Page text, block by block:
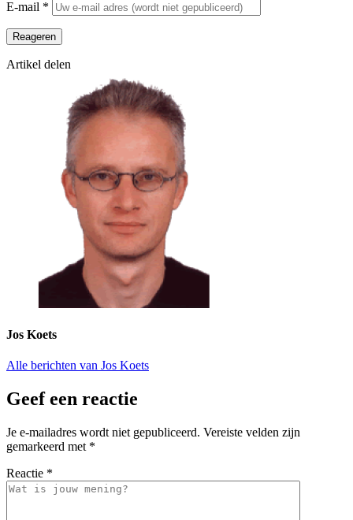
E-mail *
Reageren
Artikel delen
Jos Koets
Alle berichten van Jos Koets
Geef een reactie
Je e-mailadres wordt niet gepubliceerd. Vereiste velden zijn
gemarkeerd met *
Reactie *